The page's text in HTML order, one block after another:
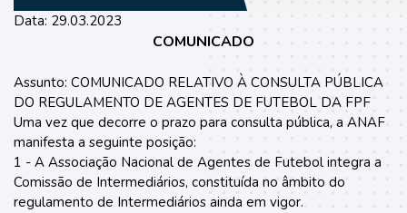
Data: 29.03.2023
COMUNICADO
Assunto: COMUNICADO RELATIVO À CONSULTA PÚBLICA
DO REGULAMENTO DE AGENTES DE FUTEBOL DA FPF
Uma vez que decorre o prazo para consulta pública, a ANAF
manifesta a seguinte posição:
1 - A Associação Nacional de Agentes de Futebol integra a
Comissão de Intermediários, constituída no âmbito do
regulamento de Intermediários ainda em vigor.